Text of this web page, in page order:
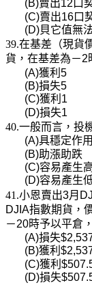
(B)賣出12 口
(C)賣出16口
(D)貝它值無
39.在基差（現貨
貨，在基差為－2
(A)獲利
(B)損失
(C)獲利
(D)損失1
40.一般而言，投
(A)具穩定作用
(B)助漲助跌
(C)容易產生
(D)容易產生
41.小恩賣出3月
DJIA指數期貨，
－20時予以平倉
(A)損失
(B)獲利
(C)獲利
(D)損失